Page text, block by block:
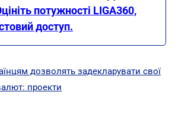
потужності LIGA360,
доступ.
дозволять задекларувати свої
проекти